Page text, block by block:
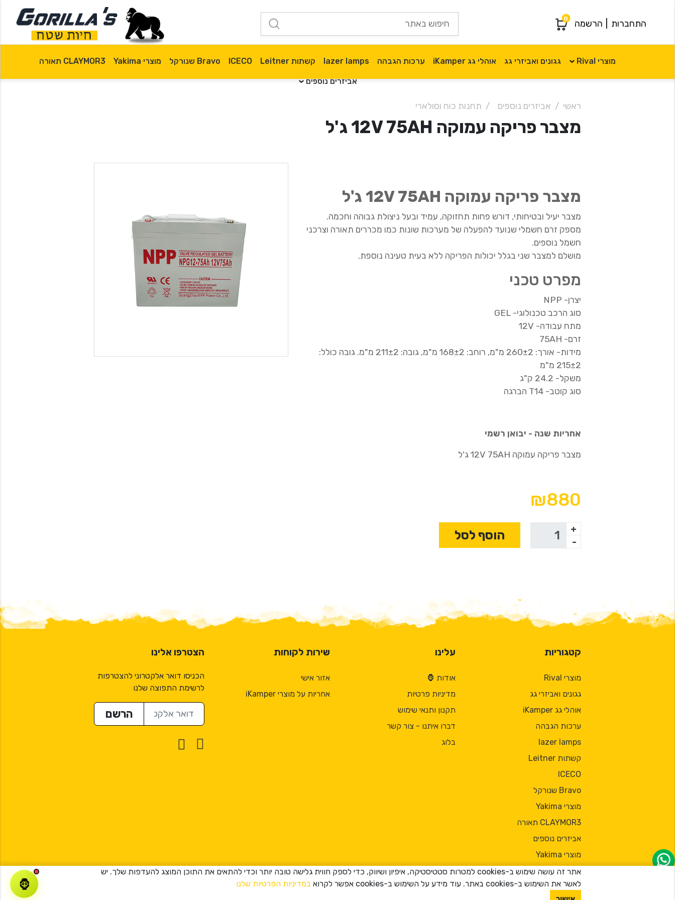
התחברות הרשמה 0
מוצרי Rival גגונים ואביזרי גג אוהלי גג iKamper ערכות הגבהה lazer lamps קשתות Leitner ICECO Bravo שנורקל מוצרי Yakima CLAYMOR3 תאורה
אביזרים נוספים
ראשי אביזרים נוספים תחנות כוח וסולארי
מצבר פריקה עמוקה 12V 75AH ג'ל
מצבר פריקה עמוקה 12V 75AH ג'ל
מצבר יעיל ובטיחותי, דורש פחות תחזוקה, עמיד ובעל ניצולת גבוהה וחכמה.
מספק זרם חשמלי שנועד להפעלה של מערכות שונות כמו מכררים תאורה וצרכני
חשמל נוספים.
מושלם למצבר שני בגלל יכולות הפריקה ללא בעית טעינה נוספת.
מפרט טכני
יצרן- NPP
סוג הרכב טכנולוגי- GEL
מתח עבודה- 12V
זרם- 75AH
מידות- אורך: 260±2 מ"מ, רוחב: 168±2 מ"מ, גובה: 211±2 מ"מ. גובה כולל:
215±2 מ"מ
משקל- 24.2 ק"ג
סוג קוטב- T14 הברגה
אחריות שנה - יבואן רשמי
מצבר פריקה עמוקה 12V 75AH ג'ל
₪880
+
-
הוסף לסל
קטגוריות
מוצרי Rival
גגונים ואביזרי גג
אוהלי גג iKamper
ערכות הגבהה
lazer lamps
קשתות Leitner
ICECO
Bravo שנורקל
מוצרי Yakima
CLAYMOR3 תאורה
אביזרים נוספים
מוצרי Yakima
עלינו
אודות 🦍
מדיניות פרטיות
תקנון ותנאי שימוש
דברו איתנו - צור קשר
בלוג
שירות לקוחות
אזור אישי
אחריות על מוצרי iKamper
הצטרפו אלינו
הכניסו דואר אלקטרוני להצטרפות
לרשימת התפוצה שלנו
דואר אלקטרוני הרשם
אתר זה עושה שימוש ב-cookies למטרות סטטיסטיקה, איפיון ושיווק, כדי לספק חווית גלישה טובה יותר וכדי להתאים את התוכן המוצג להעדפות שלך. יש
לאשר את השימוש ב-cookies באתר. עוד מידע על השימוש ב-cookies אפשר לקרוא
במדיניות הפרטיות שלנו
🦍